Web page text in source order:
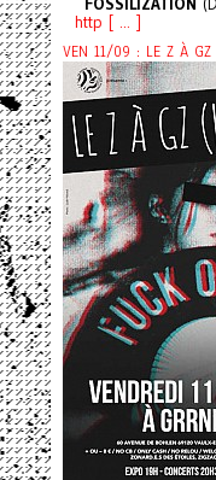
http [ ... ]
VEN 11/09 : LE Z À GZ